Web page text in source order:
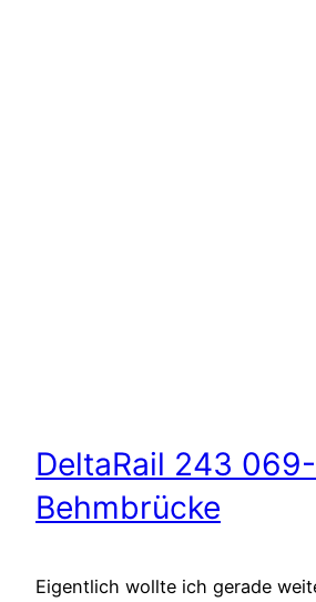
DeltaRail 243
Behmbrücke
Eigentlich wollte ich gerade